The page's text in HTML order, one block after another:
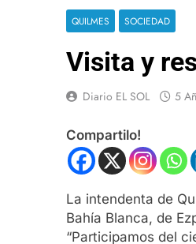
QUILMES SOCIEDAD
Visita y
Diario EL SOL 5
Compartilo!
La intendenta de
Bahía Blanca, de
“Participamos del